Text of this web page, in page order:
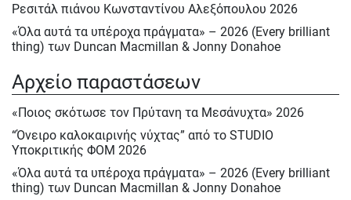
Ρεσιτάλ πιάνου Κωνσταντίνου Αλεξόπουλου 2026
«Όλα αυτά τα υπέροχα πράγματα» – 2026 (Every brilliant
thing) των Duncan Macmillan & Jonny Donahoe
Σάββατο 23/5, Κυρ.24/5 & Δευτ.25/5/2026
Ε΄ Πολιτιστική ΄Ανοιξη στον ΦΟΜ 2026
Ε΄ Πολιτιστική Άνοιξη 2026
Ηρακλής Πασχαλίδης, Σάββατο 9 Μαίου 2026
Αφιέρωμα στον Νίκο Περέλη 15/12/2025
Αρχείο παραστάσεων
«Ποιος σκότωσε τον Πρύτανη τα Μεσάνυχτα» 2026
“Όνειρο καλοκαιρινής νύχτας” από το STUDIO
Υποκριτικής ΦΟΜ 2026
«Όλα αυτά τα υπέροχα πράγματα» – 2026 (Every brilliant
thing) των Duncan Macmillan & Jonny Donahoe